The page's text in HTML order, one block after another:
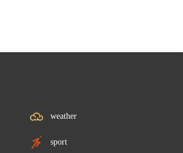
weather
sport